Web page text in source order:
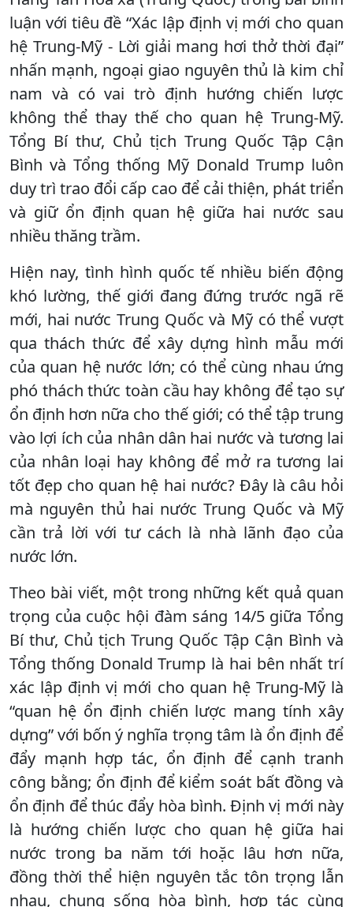
luận với tiêu đề “Xác lập định vị mới cho quan
hệ Trung-Mỹ - Lời giải mang hơi thở thời đại”
nhấn mạnh, ngoại giao nguyên thủ là kim chỉ
nam và có vai trò định hướng chiến lược
không thể thay thế cho quan hệ Trung-Mỹ.
Tổng Bí thư, Chủ tịch Trung Quốc Tập Cận
Bình và Tổng thống Mỹ Donald Trump luôn
duy trì trao đổi cấp cao để cải thiện, phát triển
và giữ ổn định quan hệ giữa hai nước sau
nhiều thăng trầm.
Hiện nay, tình hình quốc tế nhiều biến động
khó lường, thế giới đang đứng trước ngã rẽ
mới, hai nước Trung Quốc và Mỹ có thể vượt
qua thách thức để xây dựng hình mẫu mới
của quan hệ nước lớn; có thể cùng nhau ứng
phó thách thức toàn cầu hay không để tạo sự
ổn định hơn nữa cho thế giới; có thể tập trung
vào lợi ích của nhân dân hai nước và tương lai
của nhân loại hay không để mở ra tương lai
tốt đẹp cho quan hệ hai nước? Đây là câu hỏi
mà nguyên thủ hai nước Trung Quốc và Mỹ
cần trả lời với tư cách là nhà lãnh đạo của
nước lớn.
Theo bài viết, một trong những kết quả quan
trọng của cuộc hội đàm sáng 14/5 giữa Tổng
Bí thư, Chủ tịch Trung Quốc Tập Cận Bình và
Tổng thống Donald Trump là hai bên nhất trí
xác lập định vị mới cho quan hệ Trung-Mỹ là
“quan hệ ổn định chiến lược mang tính xây
dựng” với bốn ý nghĩa trọng tâm là ổn định để
đẩy mạnh hợp tác, ổn định để cạnh tranh
công bằng; ổn định để kiểm soát bất đồng và
ổn định để thúc đẩy hòa bình. Định vị mới này
là hướng chiến lược cho quan hệ giữa hai
nước trong ba năm tới hoặc lâu hơn nữa,
đồng thời thể hiện nguyên tắc tôn trọng lẫn
nhau, chung sống hòa bình, hợp tác cùng